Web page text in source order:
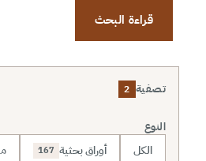
قراءة البحث
تصفية 2
النوع
الكل أوراق بحثية 167